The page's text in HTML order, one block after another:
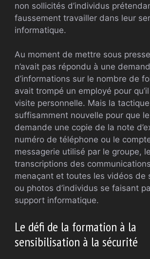
non sollicités d’individus
faussement travailler dans leur
informatique.
Au moment de mettre sous
n’avait pas répondu à une
d’informations sur le nombre de
avait trompé un employé pour
visite personnelle. Mais la
suffisamment nouvelle pour que
demande une copie de la note
numéro de téléphone ou le
messagerie utilisé par le groupe,
transcriptions des
menaçant et toutes les vidéos de
ou photos d’individus se faisant
support informatique.
Le défi de la formation à la
sensibilisation à la sécurité